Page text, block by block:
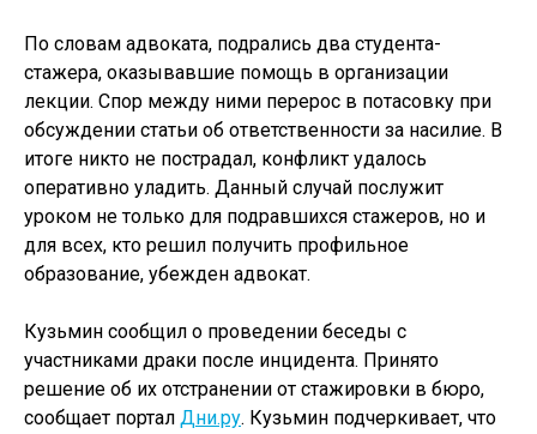
По словам адвоката, подрались два студента-
стажера, оказывавшие помощь в организации
лекции. Спор между ними перерос в потасовку при
обсуждении статьи об ответственности за насилие. В
итоге никто не пострадал, конфликт удалось
оперативно уладить. Данный случай послужит
уроком не только для подравшихся стажеров, но и
для всех, кто решил получить профильное
образование, убежден адвокат.
Кузьмин сообщил о проведении беседы с
участниками драки после инцидента. Принято
решение об их отстранении от стажировки в бюро,
сообщает портал Дни.ру. Кузьмин подчеркивает, что